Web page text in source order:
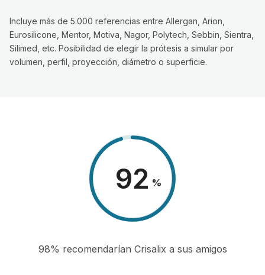
Incluye más de 5.000 referencias entre Allergan, Arion,
Eurosilicone, Mentor, Motiva, Nagor, Polytech, Sebbin, Sientra,
Silimed, etc. Posibilidad de elegir la prótesis a simular por
volumen, perfil, proyección, diámetro o superficie.
98 %
98% recomendarían Crisalix a sus amigos